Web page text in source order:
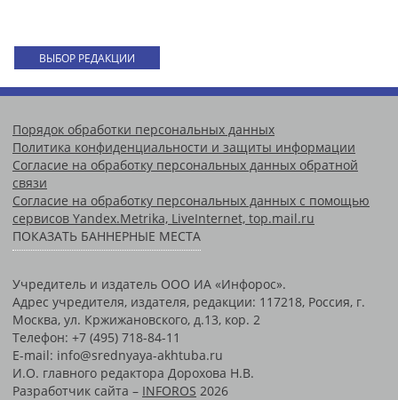
ВЫБОР РЕДАКЦИИ
Порядок обработки персональных данных
Политика конфиденциальности и защиты информации
Согласие на обработку персональных данных обратной
связи
Согласие на обработку персональных данных с помощью
сервисов Yandex.Metrika, LiveInternet, top.mail.ru
ПОКАЗАТЬ БАННЕРНЫЕ МЕСТА
Учредитель и издатель ООО ИА «Инфорос».
Адрес учредителя, издателя, редакции: 117218, Россия, г.
Москва, ул. Кржижановского, д.13, кор. 2
Телефон: +7 (495) 718-84-11
E-mail: info@srednyaya-akhtuba.ru
И.О. главного редактора Дорохова Н.В.
Разработчик сайта – INFOROS 2026